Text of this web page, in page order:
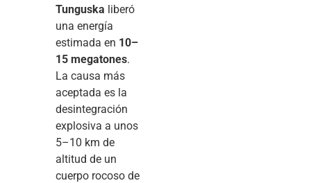
Tunguska liberó
una energía
estimada en 10–
15 megatones.
La causa más
aceptada es la
desintegración
explosiva a unos
5–10 km de
altitud de un
cuerpo rocoso de